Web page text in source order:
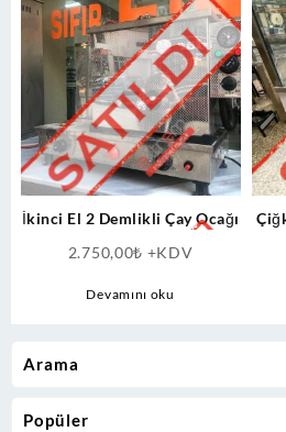
Arama
Popüler
İkinci El 2 Demlikli Çay Ocağı
2.750,00₺ +KDV
Devamını oku